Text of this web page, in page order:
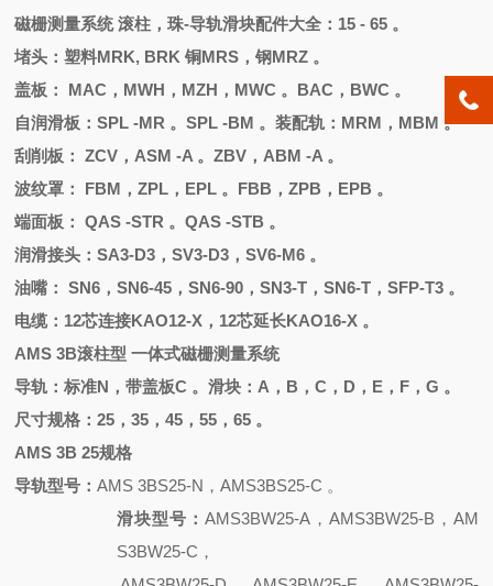
磁栅测量系统 滚柱，珠-导轨滑块配件大全：15 - 65 。
堵头 ：塑料MRK, BRK 铜MRS，钢MRZ 。
盖板：
MAC，MWH，MZH，MWC 。BAC，BWC 。
自润滑板：SPL -MR 。SPL -BM 。装配轨：MRM，MBM 。
刮削板：
ZCV，ASM -A 。ZBV，ABM -A 。
波纹罩：
FBM，ZPL，EPL 。FBB，ZPB，EPB 。
端面板：
QAS -STR 。QAS -STB 。
润滑接头：SA3-D3，SV3-D3，SV6-M6 。
油嘴：
SN6，SN6-45，SN6-90，SN3-T，SN6-T，SFP-T3 。
电缆： 12芯连接KAO12-X，12芯延长KAO16-X 。
AMS 3B滚柱型 一体式磁栅测量系统
导轨：标准N，带盖板C 。滑块：A，B，C，D，E，F，G 。
尺寸规格：25，35，45，55，65 。
AMS 3B 25规格
导轨型号：AMS 3BS25-N，AMS3BS25-C 。
滑块型号： AMS3BW25-A，AMS3BW25-B，AM
S3BW25-C，